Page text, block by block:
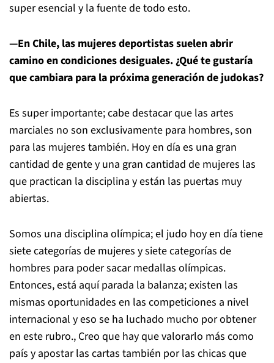
super esencial y la fuente de todo esto.
—En Chile, las mujeres deportistas suelen abrir
camino en condiciones desiguales. ¿Qué te gustaría
que cambiara para la próxima generación de judokas?
Es super importante; cabe destacar que las artes
marciales no son exclusivamente para hombres, son
para las mujeres también. Hoy en día es una gran
cantidad de gente y una gran cantidad de mujeres las
que practican la disciplina y están las puertas muy
abiertas.
Somos una disciplina olímpica; el judo hoy en día tiene
siete categorías de mujeres y siete categorías de
hombres para poder sacar medallas olímpicas.
Entonces, está aquí parada la balanza; existen las
mismas oportunidades en las competiciones a nivel
internacional y eso se ha luchado mucho por obtener
en este rubro., Creo que hay que valorarlo más como
país y apostar las cartas también por las chicas que